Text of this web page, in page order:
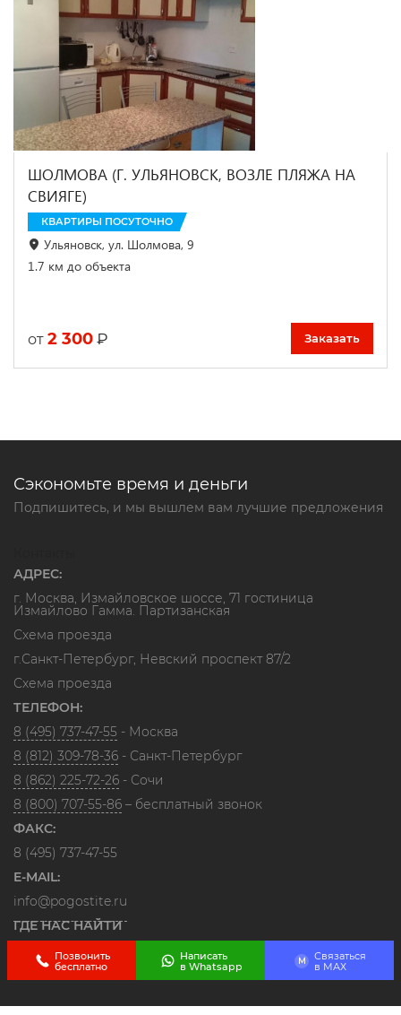
ШОЛМОВА (Г. УЛЬЯНОВСК, ВОЗЛЕ ПЛЯЖА НА
СВИЯГЕ)
КВАРТИРЫ ПОСУТОЧНО
Ульяновск, ул. Шолмова, 9
1.7 км до объекта
от 2 300 ₽ Заказать
Сэкономьте время и деньги
Подпишитесь, и мы вышлем вам лучшие предложения
АДРЕС:
г. Москва, Измайловское шоссе, 71 гостиница
Измайлово Гамма. Партизанская
Схема проезда
г.Санкт-Петербург, Невский проспект 87/2
Схема проезда
ТЕЛЕФОН:
8 (495) 737-47-55 - Москва
8 (812) 309-78-36 - Санкт-Петербург
8 (862) 225-72-26 - Сочи
8 (800) 707-55-86 – бесплатный звонок
ФАКС:
8 (495) 737-47-55
E-MAIL:
info@pogostite.ru
ГДЕ НАС НАЙТИ
Позвонить
бесплатно
Написать
в Whatsapp
M
Связаться
в МАХ